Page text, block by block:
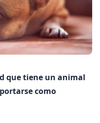
que tiene un animal
como